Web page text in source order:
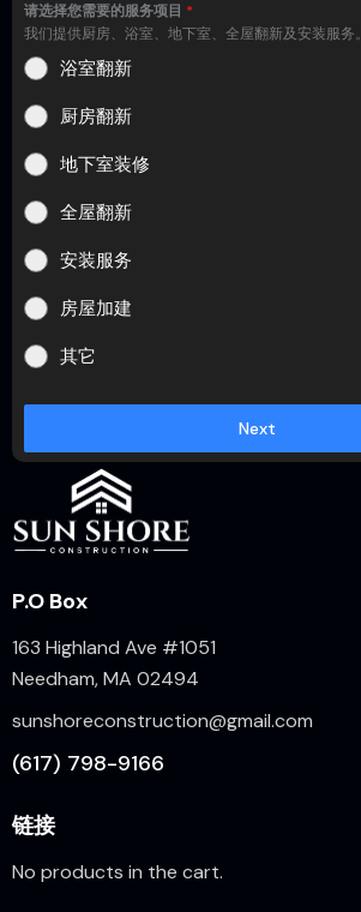
请选择您需要的服务项目 *
我们提供厨房、浴室、地下室、全屋翻新及安装服务。
浴室翻新
厨房翻新
地下室装修
全屋翻新
安装服务
房屋加建
其它
Next
P.O Box
163 Highland Ave #1051
Needham, MA 02494
sunshoreconstruction@gmail.com
(617) 798-9166
链接
No products in the cart.